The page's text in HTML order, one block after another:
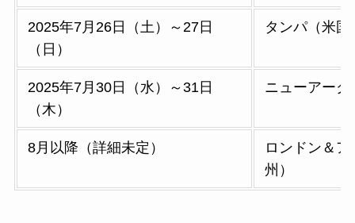
2025年7月26日（土）～27日
（日）
タンパ（米国
2025年7月30日（水）～31日
（木）
ニューアーク
8月以降（詳細未定）
ロンドン＆
州）